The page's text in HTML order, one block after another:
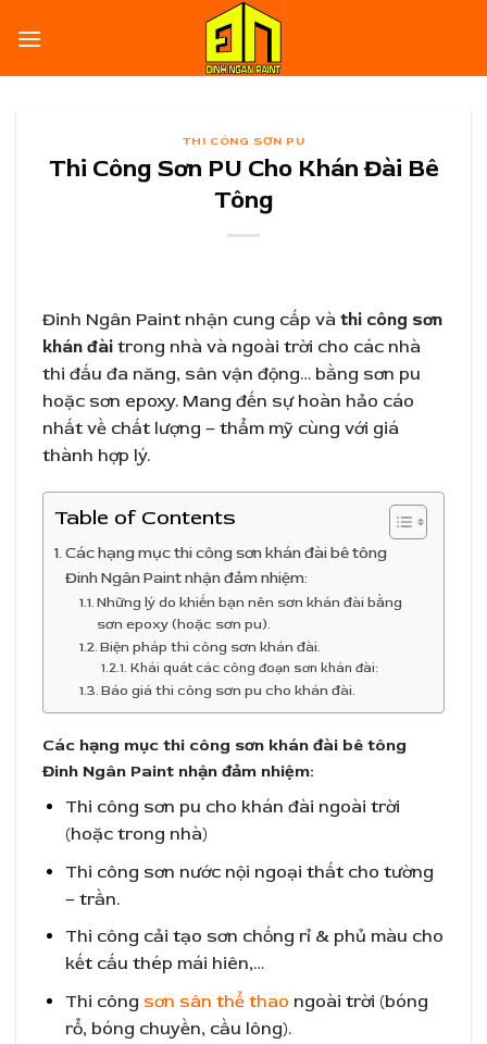
THI CÔNG SƠN PU
Thi Công Sơn PU Cho Khán Đài Bê
Tông
Đinh Ngân Paint nhận cung cấp và thi công sơn
khán đài trong nhà và ngoài trời cho các nhà
thi đấu đa năng, sân vận động… bằng sơn pu
hoặc sơn epoxy. Mang đến sự hoàn hảo cáo
nhất về chất lượng – thẩm mỹ cùng với giá
thành hợp lý.
Table of Contents
Các hạng mục thi công sơn khán đài bê tông
Đinh Ngân Paint nhận đảm nhiệm:
Những lý do khiến bạn nên sơn khán đài bằng
sơn epoxy (hoặc sơn pu).
Biện pháp thi công sơn khán đài.
Khái quát các công đoạn sơn khán đài:
Báo giá thi công sơn pu cho khán đài.
Các hạng mục thi công sơn khán đài bê tông
Đinh Ngân Paint nhận đảm nhiệm:
Thi công sơn pu cho khán đài ngoài trời
(hoặc trong nhà)
Thi công sơn nước nội ngoại thất cho tường
– trần.
Thi công cải tạo sơn chống rỉ & phủ màu cho
kết cấu thép mái hiên,…
Thi công sơn sân thể thao ngoài trời (bóng
rổ, bóng chuyền, cầu lông).